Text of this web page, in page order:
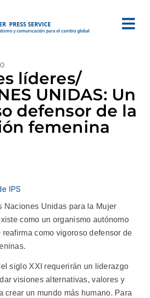
líderes/
UNIDAS: Un
defensor de la
femenina
IPS
Naciones Unidas para la Mujer
como un organismo autónomo
como vigoroso defensor de
siglo XXI requerirán un liderazgo
visiones alternativas, valores y
crear un mundo más humano. Para